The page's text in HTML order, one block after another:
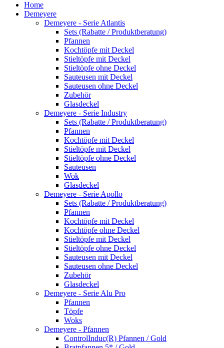
Home
Demeyere
Demeyere - Serie Atlantis
Sets (Rabatte / Produktberatung)
Pfannen
Kochtöpfe mit Deckel
Stieltöpfe mit Deckel
Stieltöpfe ohne Deckel
Sauteusen mit Deckel
Sauteusen ohne Deckel
Zubehör
Glasdeckel
Demeyere - Serie Industry
Sets (Rabatte / Produktberatung)
Pfannen
Kochtöpfe mit Deckel
Stieltöpfe mit Deckel
Stieltöpfe ohne Deckel
Sauteusen
Wok
Glasdeckel
Demeyere - Serie Apollo
Sets (Rabatte / Produktberatung)
Pfannen
Kochtöpfe mit Deckel
Kochtöpfe ohne Deckel
Stieltöpfe mit Deckel
Stieltöpfe ohne Deckel
Sauteusen mit Deckel
Sauteusen ohne Deckel
Zubehör
Glasdeckel
Demeyere - Serie Alu Pro
Pfannen
Töpfe
Woks
Demeyere - Pfannen
ControlInduc(R) Pfannen / Gold